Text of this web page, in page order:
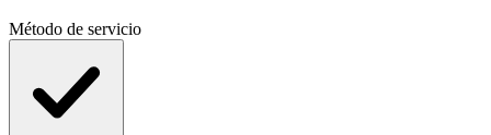
Método de servicio